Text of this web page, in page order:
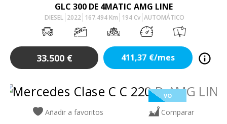
GLC 300 DE 4MATIC AMG LINE
DIESEL 2022 167.494Km 194Cv AUTOMÁTICO
33.500 € 411,37 €/mes
VO
Añadir a favoritos Comparar